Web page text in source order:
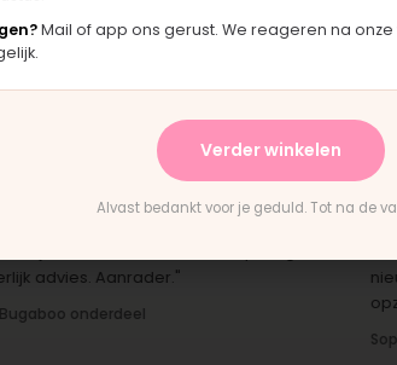
kennis van zaken. Je
dagelijks onder
"Precies het
Nadia ·
Aanrader."
onderdeel
"Onze
Sophie
Mail of app ons gerust. We reageren na onze
Verder winkelen
Alvast bedankt voor je geduld. Tot na de